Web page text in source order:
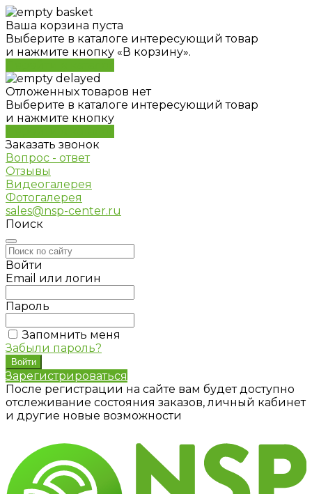
Ваша корзина пуста
Выберите в каталоге интересующий товар
и нажмите кнопку «В корзину».
Отложенных товаров нет
Выберите в каталоге интересующий товар
и нажмите кнопку
Заказать звонок
Вопрос - ответ
Отзывы
Видеогалерея
Фотогалерея
sales@nsp-center.ru
Поиск
Войти
Email или логин
Пароль
Запомнить меня
Забыли пароль?
Зарегистрироваться
После регистрации на сайте вам будет доступно
отслеживание состояния заказов, личный кабинет
и другие новые возможности